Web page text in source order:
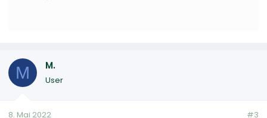
M M.
User
8. Mai 2022 #3